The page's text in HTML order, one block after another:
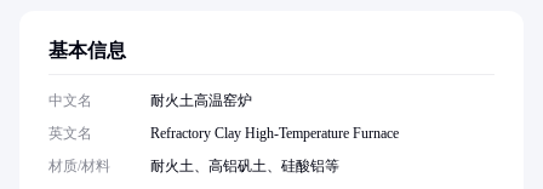
基本信息
中文名
耐火土高温窑炉
英文名
Refractory Clay High-Temperature Furnace
材质/材料
耐火土、高铝矾土、硅酸铝等